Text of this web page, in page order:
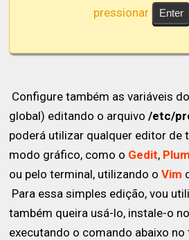
pressionar
Enter
Configure também as variáveis
global) editando o arquivo/etc/
poderá utilizar qualquer editor de
modo gráfico, como o Gedit,
ou pelo terminal, utilizando oVim
Para essa simples edição, vou
também queira usá-lo, instale-o
executando o comando abaixo no